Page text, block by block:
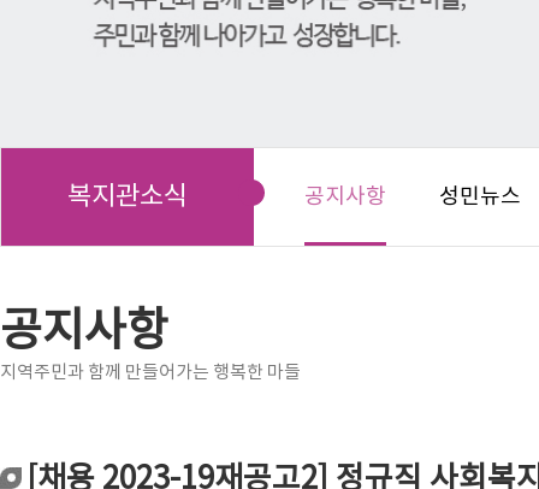
복지관소식 공지사항 성민뉴스
공지사항
지역주민과 함께 만들어가는 행복한 마들
[채용 2023-19재공고2] 정규직 사회복